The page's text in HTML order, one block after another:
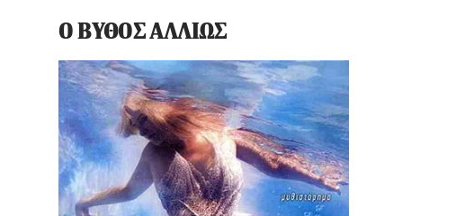
Ο ΒΥΘΟΣ ΑΛΛΙΩΣ